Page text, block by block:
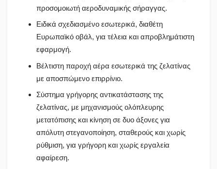
προσομοιωτή αεροδυναμικής σήραγγας.
Ειδικά σχεδιασμένο εσωτερικά, διαθέτη
Ευρωπαϊκό οβάλ, για τέλεια και απροβλημάτιστη
εφαρμογή.
Βέλτιστη παροχή αέρα εσωτερικά της ζελατίνας
με αποσπώμενο επιρρίνιο.
Σύστημα γρήγορης αντικατάστασης της
ζελατίνας, με μηχανισμούς ολόπλευρης
μετατόπισης και κίνηση σε δυο άξονες για
απόλυτη στεγανοποίηση, σταθερούς και χωρίς
ρύθμιση, για γρήγορη και χωρίς εργαλεία
αφαίρεση.